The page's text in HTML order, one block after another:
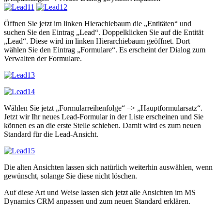
Öffnen Sie jetzt im linken Hierachiebaum die „Entitäten“ und
suchen Sie den Eintrag „Lead“. Doppelklicken Sie auf die Entität
„Lead“. Diese wird im linken Hierarchiebaum geöffnet. Dort
wählen Sie den Eintrag „Formulare“. Es erscheint der Dialog zum
Verwalten der Formulare.
Wählen Sie jetzt „Formularreihenfolge“ –> „Hauptformularsatz“.
Jetzt wir Ihr neues Lead-Formular in der Liste erscheinen und Sie
können es an die erste Stelle schieben. Damit wird es zum neuen
Standard für die Lead-Ansicht.
Die alten Ansichten lassen sich natürlich weiterhin auswählen, wenn
gewünscht, solange Sie diese nicht löschen.
Auf diese Art und Weise lassen sich jetzt alle Ansichten im MS
Dynamics CRM anpassen und zum neuen Standard erklären.